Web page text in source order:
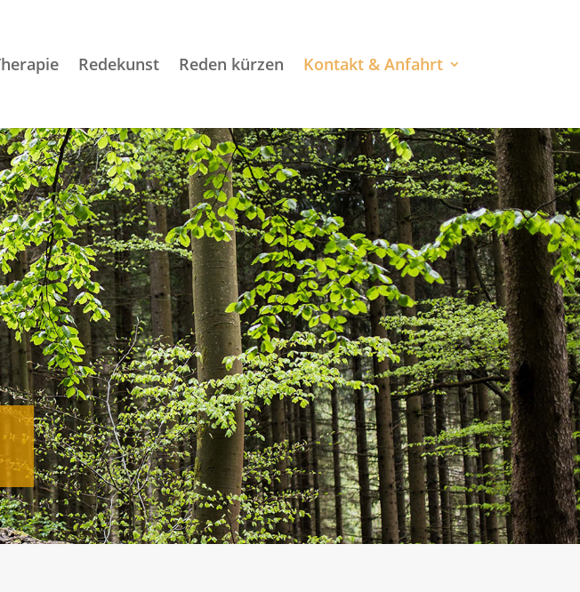
Redekunst Reden kürzen Kontakt & Anfahrt